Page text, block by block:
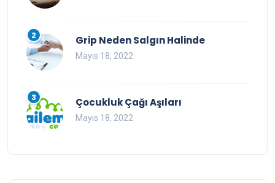
2 Grip Neden Salgın Halinde
Mayıs 18, 2022
3 Çocukluk Çağı Aşıları
Mayıs 18, 2022